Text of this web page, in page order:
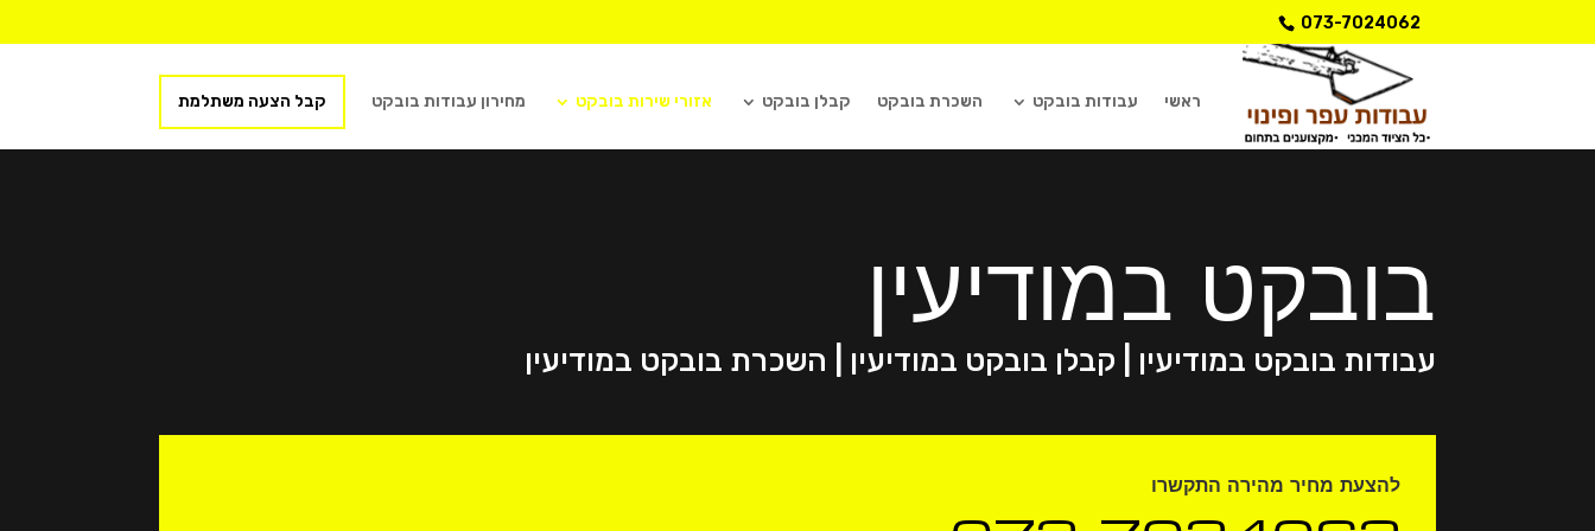
073-7024062
ראשי עבודות בובקט השכרת בובקט קבלן בובקט אזורי שירות בובקט מחירון עבודות בובקט קבל הצעה משתלמת
בובקט במודיעין
עבודות בובקט במודיעין | קבלן בובקט במודיעין | השכרת בובקט במודיעין
להצעת מחיר מהירה התקשרו